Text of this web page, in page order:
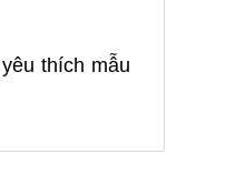
thích mẫu